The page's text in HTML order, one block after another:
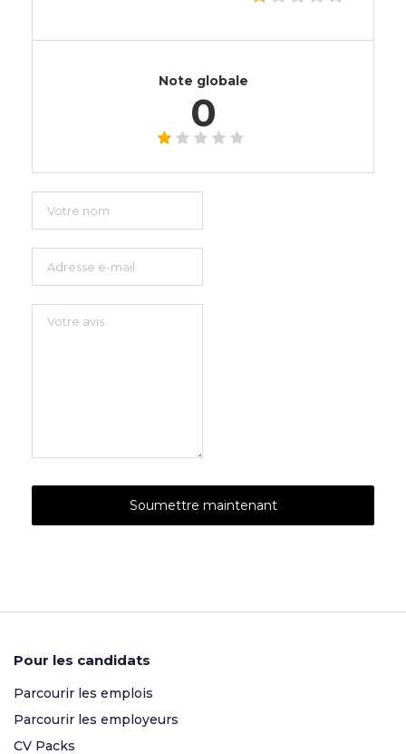
Note globale
0
Pour les candidats
Parcourir les emplois
Parcourir les employeurs
CV Packs